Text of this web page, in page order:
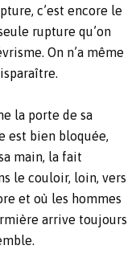
c’est encore le
rupture qu’on
On n’a même
la porte de sa
est bien bloquée,
main, la fait
le couloir, loin, vers
et où les hommes
arrive toujours